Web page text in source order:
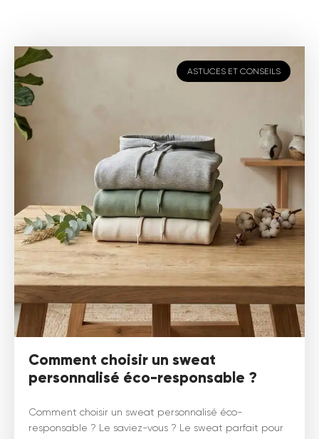
ASTUCES ET CONSEILS
Comment choisir un sweat
personnalisé éco-responsable ?
Comment choisir un sweat personnalisé éco-
responsable ? Le saviez-vous ? Le sweat parfait pour